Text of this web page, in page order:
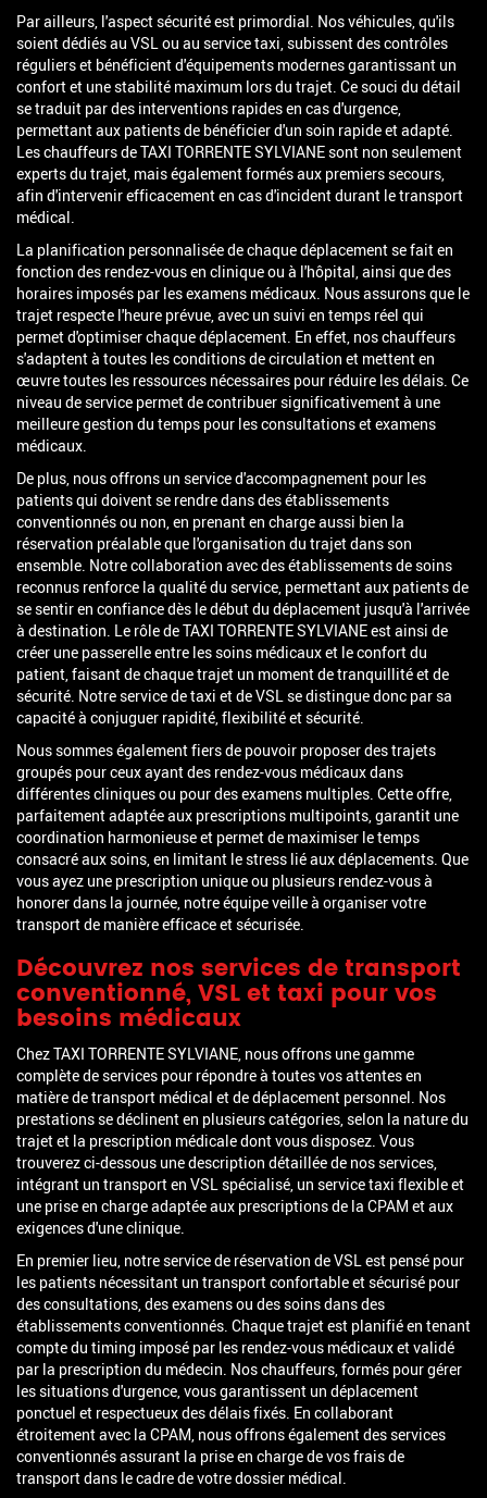
Par ailleurs, l'aspect sécurité est primordial. Nos véhicules, qu'ils
soient dédiés au VSL ou au service taxi, subissent des contrôles
réguliers et bénéficient d'équipements modernes garantissant un
confort et une stabilité maximum lors du trajet. Ce souci du détail
se traduit par des interventions rapides en cas d'urgence,
permettant aux patients de bénéficier d'un soin rapide et adapté.
Les chauffeurs de TAXI TORRENTE SYLVIANE sont non seulement
experts du trajet, mais également formés aux premiers secours,
afin d'intervenir efficacement en cas d'incident durant le transport
médical.
La planification personnalisée de chaque déplacement se fait en
fonction des rendez-vous en clinique ou à l'hôpital, ainsi que des
horaires imposés par les examens médicaux. Nous assurons que le
trajet respecte l'heure prévue, avec un suivi en temps réel qui
permet d'optimiser chaque déplacement. En effet, nos chauffeurs
s'adaptent à toutes les conditions de circulation et mettent en
œuvre toutes les ressources nécessaires pour réduire les délais. Ce
niveau de service permet de contribuer significativement à une
meilleure gestion du temps pour les consultations et examens
médicaux.
De plus, nous offrons un service d'accompagnement pour les
patients qui doivent se rendre dans des établissements
conventionnés ou non, en prenant en charge aussi bien la
réservation préalable que l'organisation du trajet dans son
ensemble. Notre collaboration avec des établissements de soins
reconnus renforce la qualité du service, permettant aux patients de
se sentir en confiance dès le début du déplacement jusqu'à l'arrivée
à destination. Le rôle de TAXI TORRENTE SYLVIANE est ainsi de
créer une passerelle entre les soins médicaux et le confort du
patient, faisant de chaque trajet un moment de tranquillité et de
sécurité. Notre service de taxi et de VSL se distingue donc par sa
capacité à conjuguer rapidité, flexibilité et sécurité.
Nous sommes également fiers de pouvoir proposer des trajets
groupés pour ceux ayant des rendez-vous médicaux dans
différentes cliniques ou pour des examens multiples. Cette offre,
parfaitement adaptée aux prescriptions multipoints, garantit une
coordination harmonieuse et permet de maximiser le temps
consacré aux soins, en limitant le stress lié aux déplacements. Que
vous ayez une prescription unique ou plusieurs rendez-vous à
honorer dans la journée, notre équipe veille à organiser votre
transport de manière efficace et sécurisée.
Découvrez nos services de transport
conventionné, VSL et taxi pour vos
besoins médicaux
Chez TAXI TORRENTE SYLVIANE, nous offrons une gamme
complète de services pour répondre à toutes vos attentes en
matière de transport médical et de déplacement personnel. Nos
prestations se déclinent en plusieurs catégories, selon la nature du
trajet et la prescription médicale dont vous disposez. Vous
trouverez ci-dessous une description détaillée de nos services,
intégrant un transport en VSL spécialisé, un service taxi flexible et
une prise en charge adaptée aux prescriptions de la CPAM et aux
exigences d'une clinique.
En premier lieu, notre service de réservation de VSL est pensé pour
les patients nécessitant un transport confortable et sécurisé pour
des consultations, des examens ou des soins dans des
établissements conventionnés. Chaque trajet est planifié en tenant
compte du timing imposé par les rendez-vous médicaux et validé
par la prescription du médecin. Nos chauffeurs, formés pour gérer
les situations d'urgence, vous garantissent un déplacement
ponctuel et respectueux des délais fixés. En collaborant
étroitement avec la CPAM, nous offrons également des services
conventionnés assurant la prise en charge de vos frais de
transport dans le cadre de votre dossier médical.